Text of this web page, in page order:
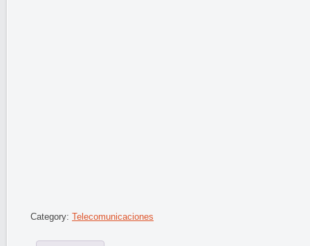
Category: Telecomunicaciones